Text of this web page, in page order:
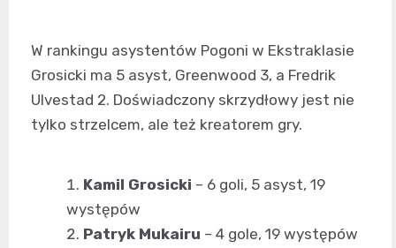
W rankingu asystentów Pogoni w Ekstraklasie
Grosicki ma 5 asyst, Greenwood 3, a Fredrik
Ulvestad 2. Doświadczony skrzydłowy jest nie
tylko strzelcem, ale też kreatorem gry.
Kamil Grosicki – 6 goli, 5 asyst, 19
występów
Patryk Mukairu – 4 gole, 19 występów